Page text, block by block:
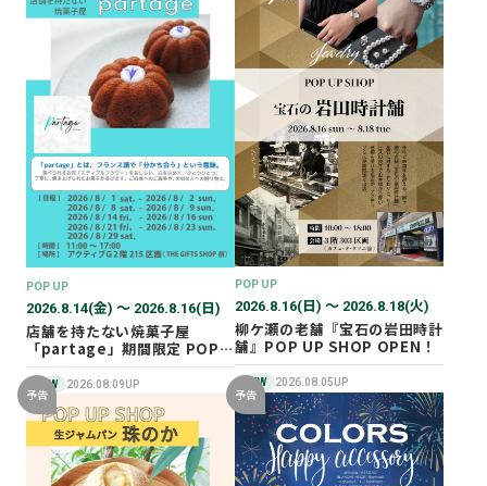
POP UP
2026.8.14(金) 〜 2026.8.16(日)
店舗を持たない焼菓子屋
「partage」期間限定 POP
UP SHOP オープン！
NEW 2026.08.09UP
POP UP
2026.8.16(日) 〜 2026.8.18(火)
柳ケ瀬の老舗『宝石の岩田時計
舗』POP UP SHOP OPEN！
NEW 2026.08.05UP
予告 予告